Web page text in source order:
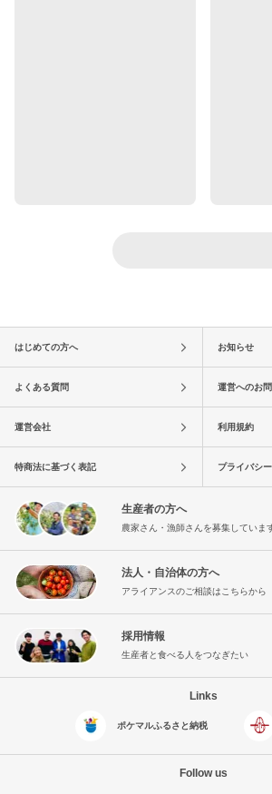
はじめての方へ お知らせ
よくある質問 運営へのお
運営会社 利用規約
特商法に基づく表記 プライバシ
生産者の方へ
農家さん・漁師さんを募集していま
法人・自治体の方へ
アライアンスのご相談はこちらから
採用情報
生産者と食べる人をつなぎたい
Links
ポケマルふるさと納税
Follow us